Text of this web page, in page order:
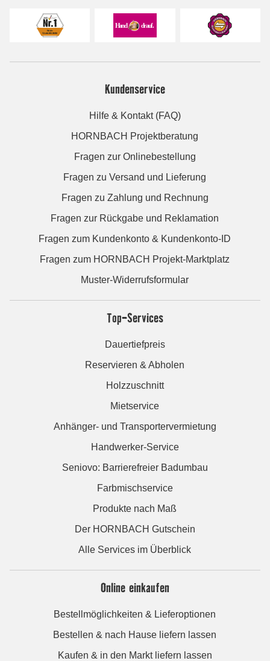
Kundenservice
Hilfe & Kontakt (FAQ)
HORNBACH Projektberatung
Fragen zur Onlinebestellung
Fragen zu Versand und Lieferung
Fragen zu Zahlung und Rechnung
Fragen zur Rückgabe und Reklamation
Fragen zum Kundenkonto & Kundenkonto-ID
Fragen zum HORNBACH Projekt-Marktplatz
Muster-Widerrufsformular
Top-Services
Dauertiefpreis
Reservieren & Abholen
Holzzuschnitt
Mietservice
Anhänger- und Transportervermietung
Handwerker-Service
Seniovo: Barrierefreier Badumbau
Farbmischservice
Produkte nach Maß
Der HORNBACH Gutschein
Alle Services im Überblick
Online einkaufen
Bestellmöglichkeiten & Lieferoptionen
Bestellen & nach Hause liefern lassen
Kaufen & in den Markt liefern lassen